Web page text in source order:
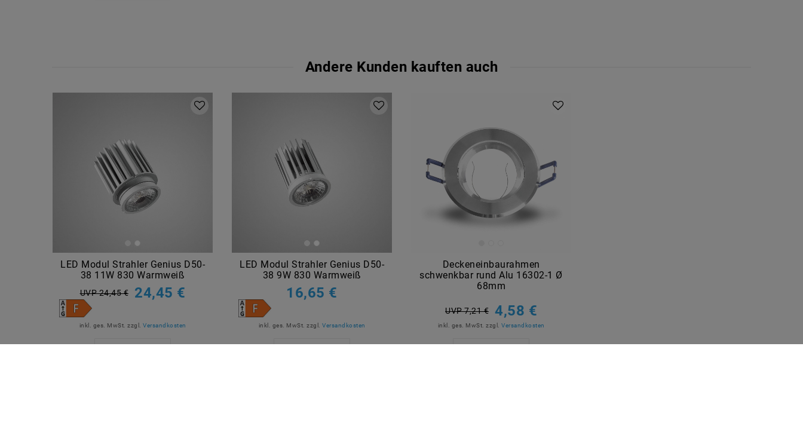
Andere Kunden kauften auch
LED Modul Strahler Genius D50-
38 11W 830 Warmweiß
UVP 24,45 € 24,45 €
inkl. ges. MwSt. zzgl. Versandkosten
LED Modul Strahler Genius D50-
38 9W 830 Warmweiß
16,65 €
inkl. ges. MwSt. zzgl. Versandkosten
Deckeneinbaurahmen
schwenkbar rund Alu 16302-1 Ø
68mm
UVP 7,21 € 4,58 €
inkl. ges. MwSt. zzgl. Versandkosten